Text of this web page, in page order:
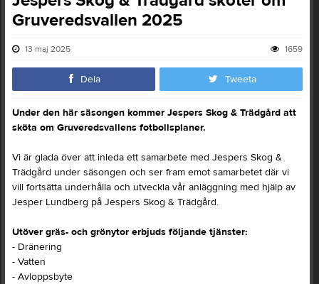
Gruveredsvallen 2025
13 maj 2025 1659
Dela Tweeta
Under den här säsongen kommer Jespers Skog & Trädgård att
sköta om Gruveredsvallens fotbollsplaner.
Vi är glada över att inleda ett samarbete med Jespers Skog &
Trädgård under säsongen och ser fram emot samarbetet där vi
vill fortsätta underhålla och utveckla vår anläggning med hjälp av
Jesper Lundberg på Jespers Skog & Trädgård.
Utöver gräs- och grönytor erbjuds följande tjänster:
- Dränering
- Vatten
- Avloppsbyte